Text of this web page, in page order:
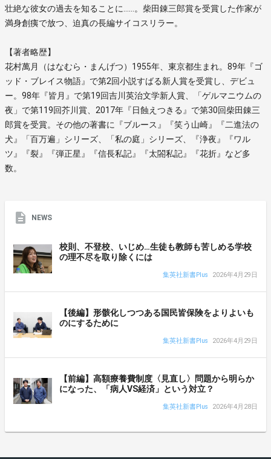
壮絶な彼女の過去を知ることに……。柴田錬三郎賞を受賞した作家が
満身創痍で放つ、迫真の長編サイコスリラー。
【著者略歴】
花村萬月（はなむら・まんげつ）1955年、東京都生まれ。89年『ゴ
ッド・ブレイス物語』で第2回小説すばる新人賞を受賞し、デビュ
ー。98年『皆月』で第19回吉川英治文学新人賞、「ゲルマニウムの
夜」で第119回芥川賞、2017年『日蝕えつきる』で第30回柴田錬三
郎賞を受賞。その他の著書に『ブルース』『笑う山崎』『二進法の
犬』「百万遍」シリーズ、「私の庭」シリーズ、『浄夜』『ワル
ツ』『裂』『弾正星』『信長私記』『太閤私記』『花折』など多
数。
NEWS
校則、不登校、いじめ…生徒も教師も苦しめる学校
の理不尽を取り除くには
集英社新書Plus 2026年4月29日
【後編】形骸化しつつある国民皆保険をよりよいも
のにするために
集英社新書Plus 2026年4月29日
【前編】高額療養費制度〈見直し〉問題から明らか
になった、「病人VS経済」という対立？
集英社新書Plus 2026年4月28日